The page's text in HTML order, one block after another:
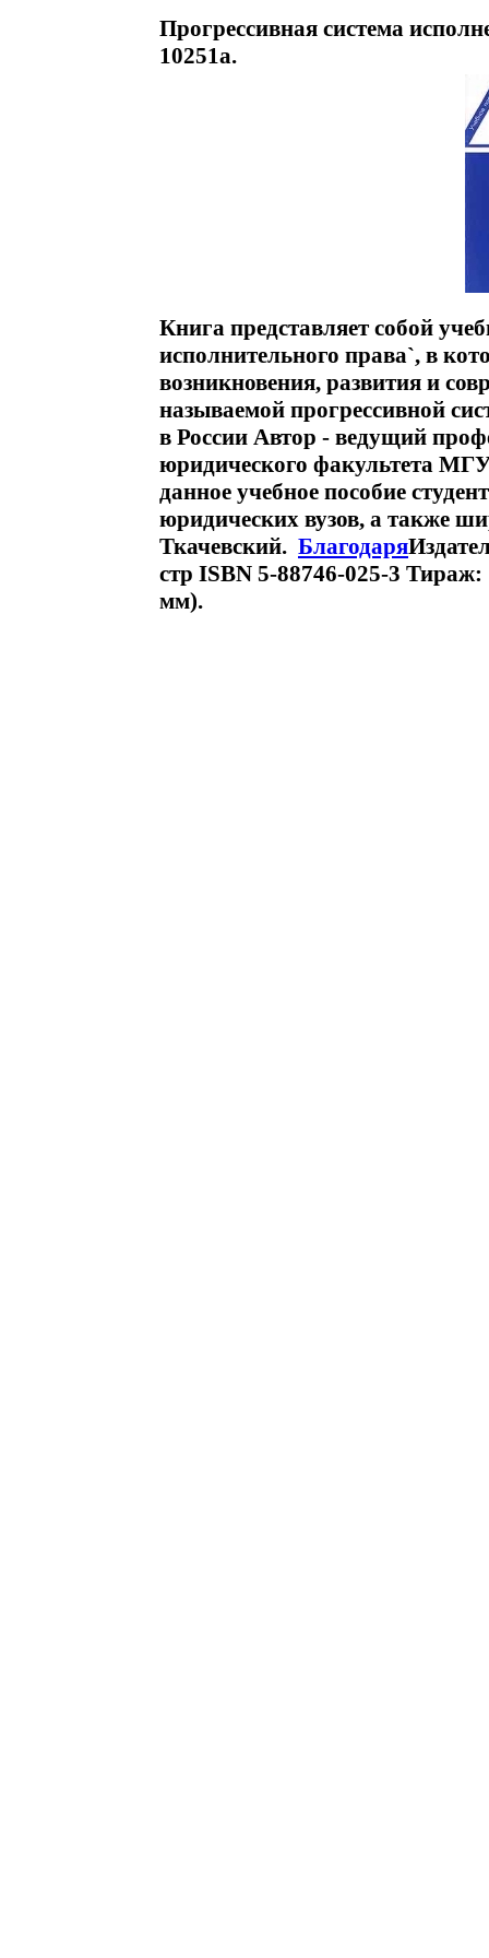
Прогрессивная система
10251a.
Книга представляет собой
исполнительного права`, в
возникновения, развития и
называемой прогрессивной
в России Автор - ведущий
юридического факультета
данное учебное пособие
юридических вузов, а также
Ткачевский. Благодаря
стр ISBN 5-88746-025-3
мм).